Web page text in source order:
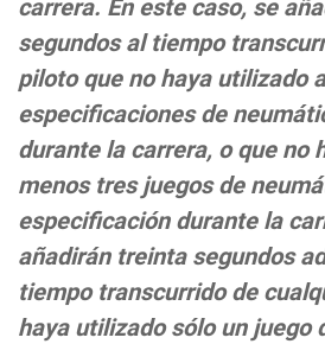
carrera. En este caso, se
segundos al tiempo
piloto que no haya utilizado
especificaciones de
durante la carrera, o que no
menos tres juegos de
especificación durante la
añadirán treinta segundos
tiempo transcurrido de
haya utilizado sólo un juego